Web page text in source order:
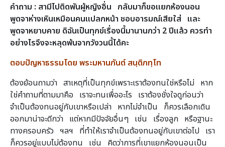
คำถาม : สามีไปติดพันผู้หญิงอื่น กลับมาก็ขอแยกห้องนอน
พูดจาห่างเหินเหมือนคนแปลกหน้า ชอบอารมณ์เสียใส่ และ
พูดจาหยาบคาย ดิฉันเป็นทุกข์เรื่องนี้มานานกว่า 2 ปีแล้ว ควรทำ
อย่างไรจึงจะหลุดพ้นจากวังวนนี้ได้คะ
ตอบปัญหาธรรมโดย พระมหานภันต์ สนฺติภทฺโท
ต้องย้อนถามว่า สาเหตุที่เป็นทุกข์เพราะเราต้องทนใช่หรือไม่ หาก
ใช่คำถามที่ตามมาคือ เราจะทนเพื่ออะไร เราต้องชั่งใจดูก่อนว่า
จำเป็นต้องทนอยู่กับเขาหรือเปล่า หากไม่จำเป็น ก็ควรเลือกเดิน
ออกมาน่าจะดีกว่า แต่หากมีปัจจัยอื่นๆ เช่น เรื่องลูก หรือฐานะ
ทางครอบครัว ฯลฯ ที่ทำให้เราจำเป็นต้องทนอยู่กับเขาต่อไป เรา
ก็ควรอยู่แบบไม่ต้องทน เช่น คิดว่าการที่เขาแยกห้องนอนเป็น